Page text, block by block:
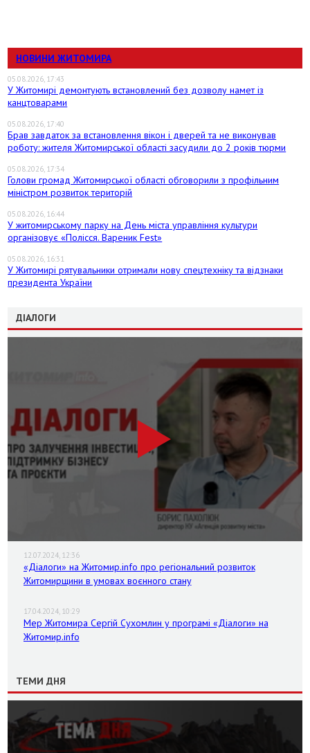
НОВИНИ ЖИТОМИРА
05.08.2026, 17:43
У Житомирі демонтують встановлений без дозволу намет із
канцтоварами
05.08.2026, 17:40
Брав завдаток за встановлення вікон і дверей та не виконував
роботу: жителя Житомирської області засудили до 2 років тюрми
05.08.2026, 17:34
Голови громад Житомирської області обговорили з профільним
міністром розвиток територій
05.08.2026, 16:44
У житомирському парку на День міста управління культури
організовує «Полісся. Вареник Fest»
05.08.2026, 16:31
У Житомирі рятувальники отримали нову спецтехніку та відзнаки
президента України
ДІАЛОГИ
12.07.2024, 12:36
«Діалоги» на Житомир.info про регіональний розвиток
Житомирщини в умовах воєнного стану
17.04.2024, 10:29
Мер Житомира Сергій Сухомлин у програмі «Діалоги» на
Житомир.info
ТЕМИ ДНЯ